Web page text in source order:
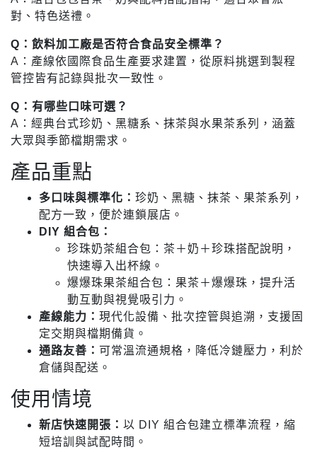
對、特色送禮。
Q：飲料加工廠是否符合食品安全標準？
A：產線依國際食品生產要求建置，從原料挑選到製程
管控皆有記錄與批次一致性。
Q：有哪些口味可選？
A：經典台式珍奶、黑糖系、抹茶與水果茶系列，涵蓋
大眾與季節檔期需求。
產品重點
多口味與標準化： 珍奶、黑糖、抹茶、果茶系列，
配方一致，便於連鎖展店。
DIY 組合包：
珍珠奶茶組合包：茶＋奶＋珍珠搭配說明，
快速導入出杯線。
爆爆珠果茶組合包：果茶＋爆爆珠，提升活
動互動與視覺吸引力。
產線能力： 現代化設備、批次控管與追溯，支援固
定交期與檔期備貨。
通路友善： 可常溫流通規格，降低冷鏈壓力，利於
倉儲與配送。
使用情境
新店快速開張： 以 DIY 組合包建立標準流程，縮
短培訓與試配時間。